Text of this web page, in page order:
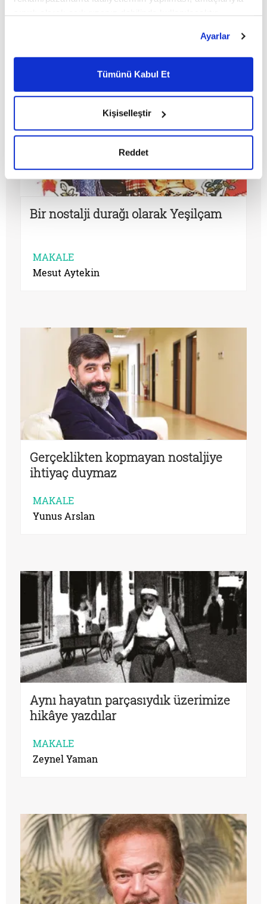
belirleyebilirsiniz. Çerezlere ilişkin detaylı bilgi için
Ayarlar butonuna tıklayabilir,Çerez Bilgilendirme
Metnimizi ziyaret edebilirsiniz.
hazırlanmış olan İnternet Sitesi Aydınlatma Metnimizi
okumak ve sitemizi ziyaretiniz kapsamında
gerçekleştirilen veri işleme faaliyetleri ile ilgili daha
Ayarlar
Tümünü Kabul Et
Kişiselleştir
Reddet
MAKALE
Bir nostalji durağı olarak Yeşilçam
MAKALE
Mesut Aytekin
Gerçeklikten kopmayan nostaljiye
ihtiyaç duymaz
MAKALE
Yunus Arslan
Aynı hayatın parçasıydık üzerimize
hikâye yazdılar
MAKALE
Zeynel Yaman